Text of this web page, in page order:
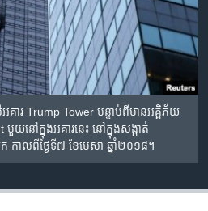
គារ Trump Tower បន្ទាប់​ពី​មាន​អគ្គិភ័យ​
យ​នៅ​ក្នុង​អគារ​នេះ នៅ​ក្នុង​សង្កាត់
ាលពី​ថ្ងៃទី៧ ខែមេសា ឆ្នាំ២០១៨។